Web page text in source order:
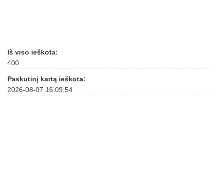
Iš viso ieškota:
400
Paskutinį kartą ieškota:
2026-08-07 16:09:54